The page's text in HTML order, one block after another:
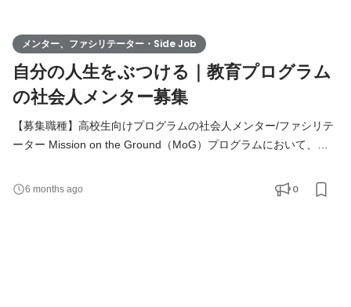
メンター、ファシリテーター・Side Job
自分の人生をぶつける｜教育プログラム
の社会人メンター募集
【募集職種】高校生向けプログラムの社会人メンター/ファシリテ
ーター Mission on the Ground（MoG）プログラムにおいて、社
ェクトを導くファシリテーターを担っていただきます。 学生たち
の熱量をマネジメントしながら、チームとして成果を創り出す実
6 months ago 0